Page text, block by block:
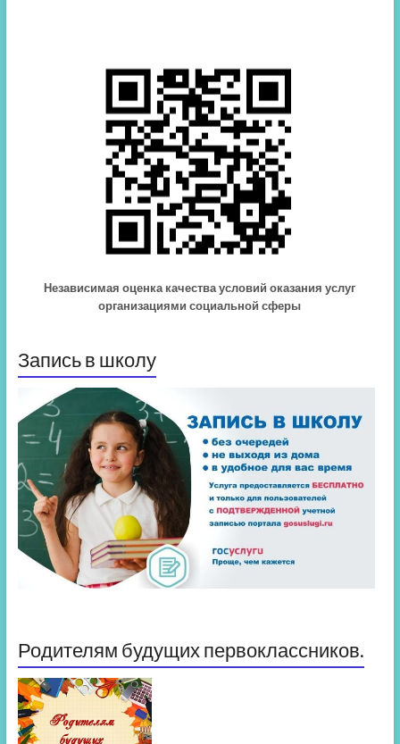
Независимая оценка качества условий оказания услуг
организациями социальной сферы
Запись в школу
Родителям будущих первоклассников.